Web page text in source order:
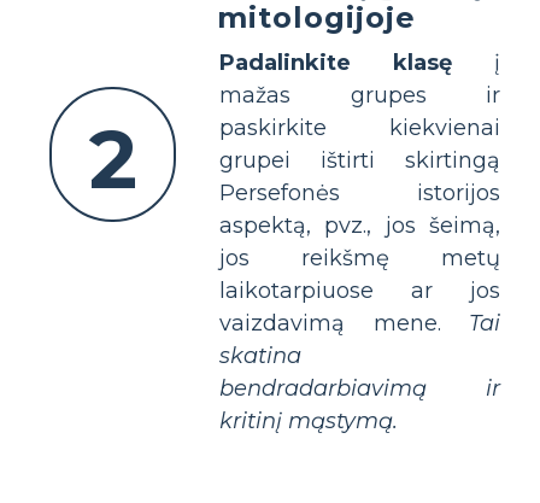
2
mitologijoje
Padalinkite klasę į
mažas grupes ir
paskirkite kiekvienai
grupei ištirti skirtingą
Persefonės istorijos
aspektą, pvz., jos šeimą,
jos reikšmę metų
laikotarpiuose ar jos
vaizdavimą mene. Tai
skatina
bendradarbiavimą ir
kritinį mąstymą.